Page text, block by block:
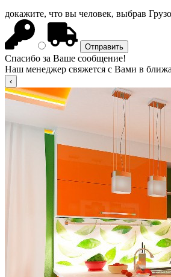
докажите, что вы человек, выбрав
Спасибо за Ваше сообщение!
Наш менеджер свяжется с Вами в